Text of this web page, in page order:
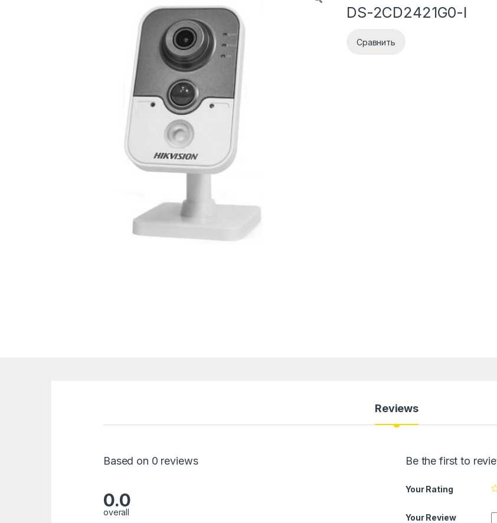
DS-2CD2421G0-I
Сравнить
Reviews
Based on 0 reviews
0.0
overall
Be the first to
Your Rating
Your Review